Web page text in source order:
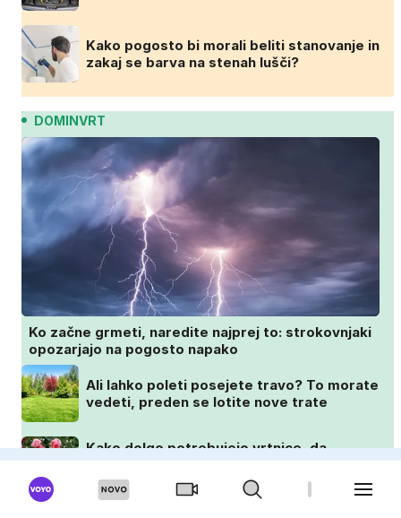
Kako pogosto bi morali beliti stanovanje in
zakaj se barva na stenah lušči?
DOMINVRT
Ko začne grmeti, naredite najprej to: strokovnjaki
opozarjajo na pogosto napako
Ali lahko poleti posejete travo? To morate
vedeti, preden se lotite nove trate
Kako dolgo potrebujejo vrtnice, da
zrastejo? Vse o rasti, cvetenju in negi
vrtnic